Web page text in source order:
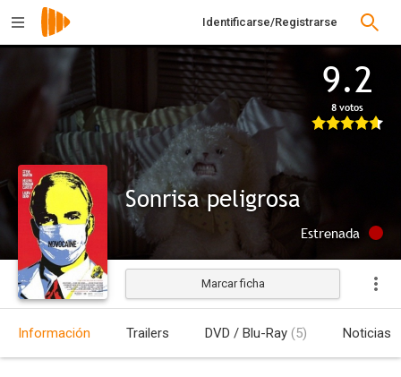
Identificarse/Registrarse
9.2
8 votos
Sonrisa peligrosa
Estrenada
Marcar ficha
Información Trailers DVD / Blu-Ray (5) Noticias